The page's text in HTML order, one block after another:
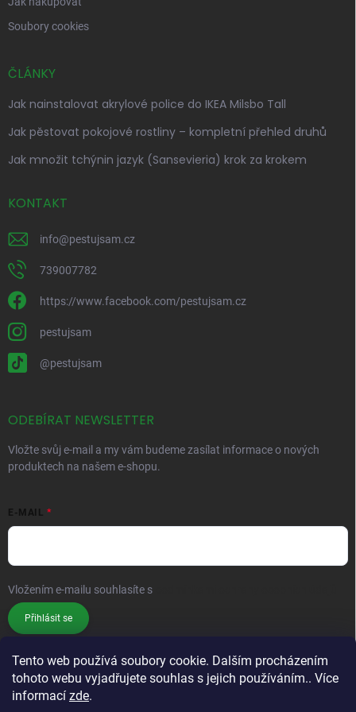
Tento web používá soubory cookie. Dalším procházením
tohoto webu vyjadřujete souhlas s jejich používáním.. Více
informací zde.
Soubory cookies
ČLÁNKY
Jak nainstalovat akrylové police do IKEA Milsbo Tall
Jak pěstovat pokojové rostliny – kompletní přehled druhů
Jak množit tchýnin jazyk (Sansevieria) krok za krokem
KONTAKT
info@pestujsam.cz
739007782
https://www.facebook.com/pestujsam.cz
pestujsam
@pestujsam
ODEBÍRAT NEWSLETTER
Vložte svůj e-mail a my vám budeme zasílat informace o nových
produktech na našem e-shopu.
E-MAIL
Vložením e-mailu souhlasíte s
Přihlásit se